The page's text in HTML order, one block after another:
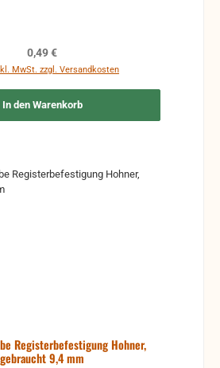
Regulärer Preis:
0,49 €
MwSt. zzgl. Versandkosten
In den Warenkorb
Registerbefestigung Hohner,
gebraucht 9,4 mm